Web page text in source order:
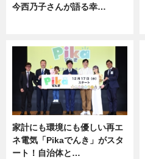
今西乃子さんが語る幸…
家計にも環境にも優しい再エ
ネ電気「Pikaでんき」がスタ
ート！自治体と…